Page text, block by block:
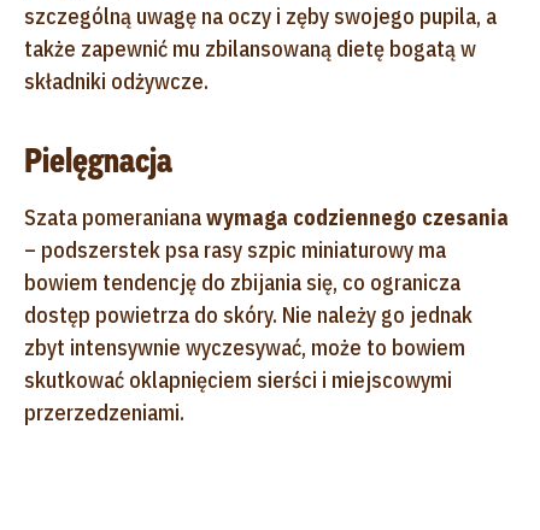
szczególną uwagę na oczy i zęby swojego pupila, a
także zapewnić mu zbilansowaną dietę bogatą w
składniki odżywcze.
Pielęgnacja
Szata pomeranianawymaga codziennego czesania
– podszerstek psa rasy szpic miniaturowy ma
bowiem tendencję do zbijania się, co ogranicza
dostęp powietrza do skóry. Nie należy go jednak
zbyt intensywnie wyczesywać, może to bowiem
skutkować oklapnięciem sierści i miejscowymi
przerzedzeniami.